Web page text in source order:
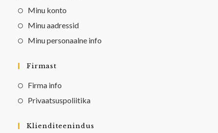
Minu konto
Minu aadressid
Minu personaalne info
Firmast
Firma info
Privaatsuspoliitika
Klienditeenindus